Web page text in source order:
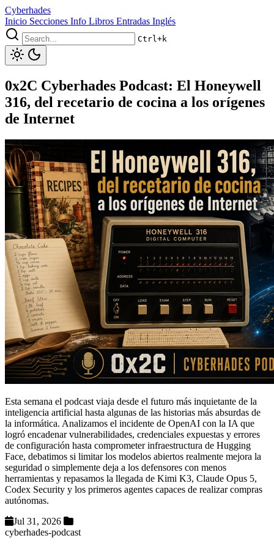
Cyberhades
Inicio Secciones Info Libros Entradas Inglés
Ctrl+k
0x2C Cyberhades Podcast: El Honeywell
316, del recetario de cocina a los orígenes
de Internet
Esta semana el podcast viaja desde el futuro más inquietante de la
inteligencia artificial hasta algunas de las historias más absurdas de
la informática. Analizamos el incidente de OpenAI con la IA que
logró encadenar vulnerabilidades, credenciales expuestas y errores
de configuración hasta comprometer infraestructura de Hugging
Face, debatimos si limitar los modelos abiertos realmente mejora la
seguridad o simplemente deja a los defensores con menos
herramientas y repasamos la llegada de Kimi K3, Claude Opus 5,
Codex Security y los primeros agentes capaces de realizar compras
autónomas.
Jul 31, 2026
cyberhades-podcast